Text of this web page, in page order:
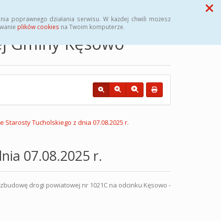
poprawnego działania serwisu. W każdej chwili możesz
plików cookies na Twoim komputerze.
Kęsowo
Starosty Tucholskiego z dnia 07.08.2025 r.
07.08.2025 r.
drogi powiatowej nr 1021C na odcinku Kęsowo -